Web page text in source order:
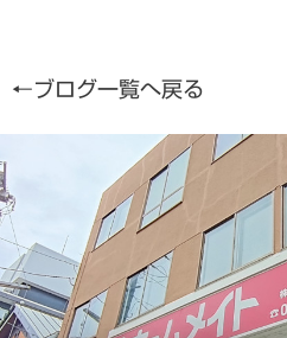
←ブログ一覧へ戻る